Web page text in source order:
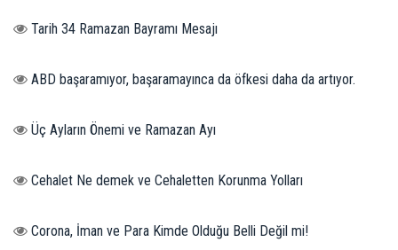
Tarih 34 Ramazan Bayramı Mesajı
ABD başaramıyor, başaramayınca da öfkesi daha da artıyor.
Üç Ayların Önemi ve Ramazan Ayı
Cehalet Ne demek ve Cehaletten Korunma Yolları
Corona, İman ve Para Kimde Olduğu Belli Değil mi!